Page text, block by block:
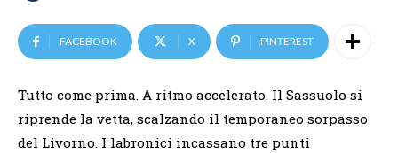
FACEBOOK X PINTEREST
Tutto come prima. A ritmo accelerato. Il Sassuolo si
riprende la vetta, scalzando il temporaneo sorpasso
del Livorno. I labronici incassano tre punti